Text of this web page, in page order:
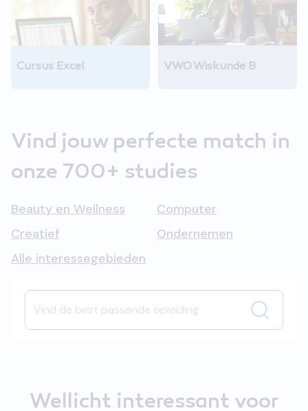
Cursus Excel VWO Wiskunde B
Vind jouw perfecte match in
onze 700+ studies
Beauty en Wellness
Computer
Creatief
Ondernemen
Alle interessegebieden
Wellicht interessant voor